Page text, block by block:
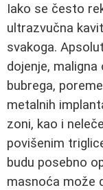
Iako se često
ultrazvučna
svakoga.
dojenje,
bubrega,
metalnih
zoni, kao i
povišenim
budu posebno
masnoća može